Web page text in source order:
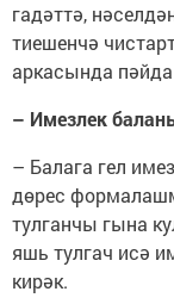
гадәттә,
тиешенчә
аркасында пәйда
– Имезлек
– Балага гел
дөрес
тулганчы гына
яшь тулгач исә
кирәк.